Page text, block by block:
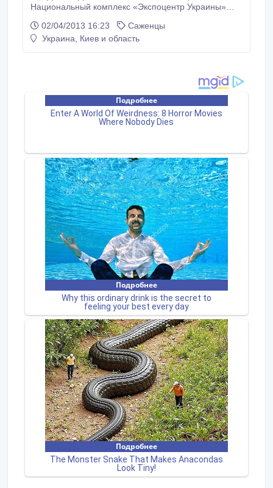
Национальный комплекс «Экспоцентр Украины»
средства защиты и стимуляторы роста растений. •
Семена, саженцы плодовых культур, декоративный
02/04/2013 16:23
Саженцы
Украина, Киев и область